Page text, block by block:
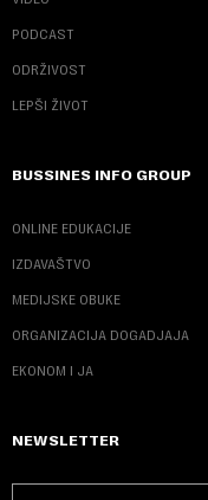
PODCAST
ODRŽIVOST
LEPŠI ŽIVOT
BUSSINES INFO GROUP
ONLINE EDUKACIJE
IZDAVAŠTVO
MEDIJSKE OBUKE
ORGANIZACIJA DOGADJAJA
EKONOM I JA
NEWSLETTER